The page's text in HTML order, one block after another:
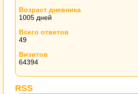
Возраст дневника
1005 дней
Всего ответов
49
Визитов
64394
RSS